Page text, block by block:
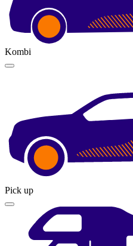
Kombi
Pick up